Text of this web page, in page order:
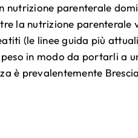
nutrizione parenterale
la nutrizione
(le linee guida più
in modo da portarli a
è prevalentemente